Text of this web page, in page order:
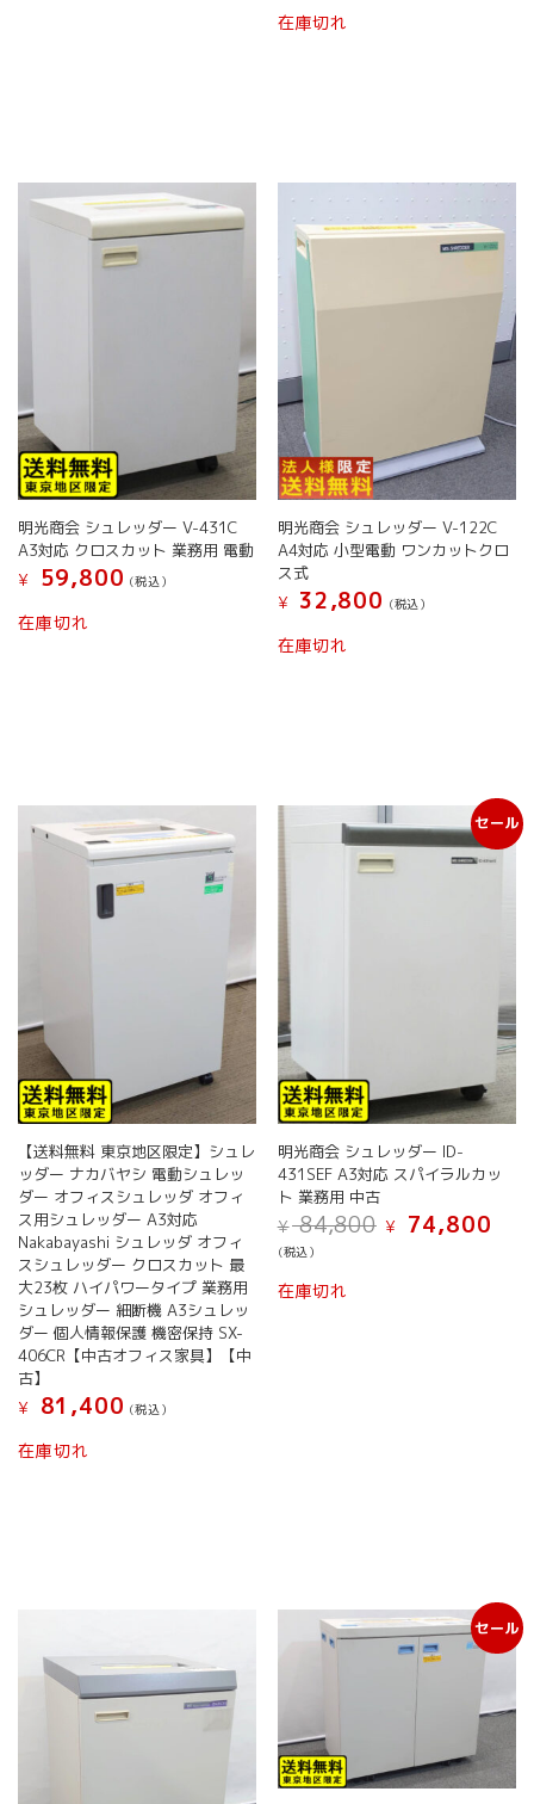
在庫切れ
明光商会 シュレッダー V-431C
A3対応 クロスカット 業務用 電動
¥
59,800 (税込）
在庫切れ
明光商会 シュレッダー V-122C
A4対応 小型電動 ワンカットクロ
ス式
¥
32,800 (税込）
在庫切れ
【送料無料 東京地区限定】シュレ
ッダー ナカバヤシ 電動シュレッ
ダー オフィスシュレッダ オフィ
ス用シュレッダー A3対応
Nakabayashi シュレッダ オフィ
スシュレッダー クロスカット 最
大23枚 ハイパワータイプ 業務用
シュレッダー 細断機 A3シュレッ
ダー 個人情報保護 機密保持 SX-
406CR【中古オフィス家具】【中
古】
¥
81,400 (税込）
在庫切れ
セール
明光商会 シュレッダー ID-
431SEF A3対応 スパイラルカッ
ト 業務用 中古
¥84,800 元
の
¥ 74,800
(税込）
在庫切れ
セール